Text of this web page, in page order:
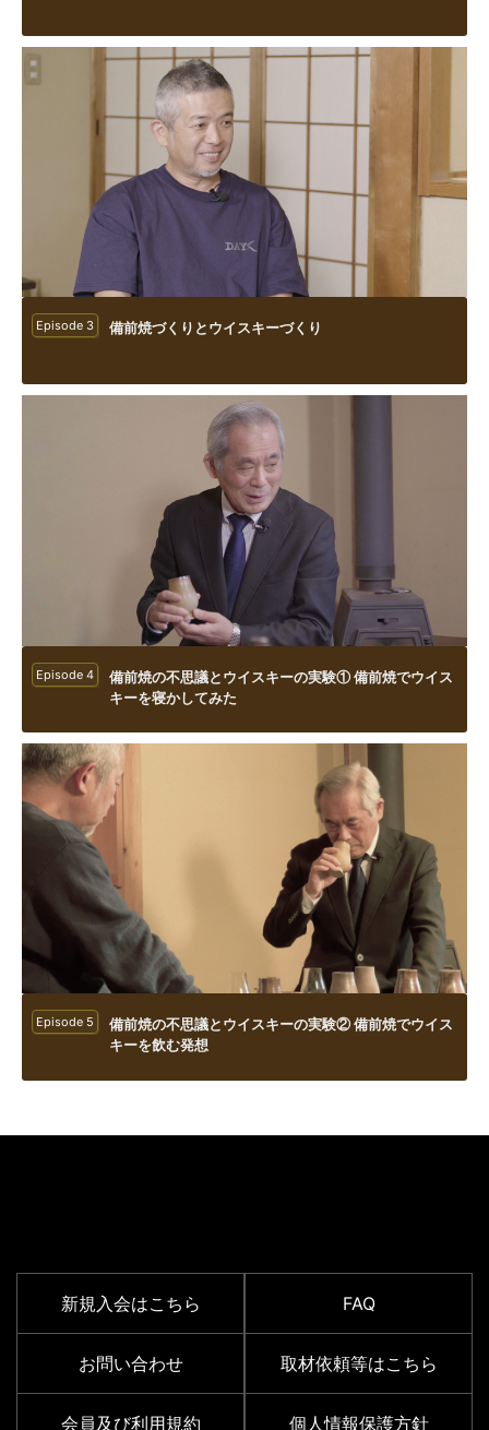
Episode 3 備前焼づくりとウイスキーづくり
Episode 4
備前焼の不思議とウイスキーの実験① 備前焼でウイス
キーを寝かしてみた
Episode 5
備前焼の不思議とウイスキーの実験② 備前焼でウイス
キーを飲む発想
新規入会はこちら FAQ
お問い合わせ 取材依頼等はこちら
会員及び利用規約 個人情報保護方針